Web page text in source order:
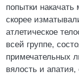
попытки
скорее
атлетическое
всей группе,
примечательных
вялость и